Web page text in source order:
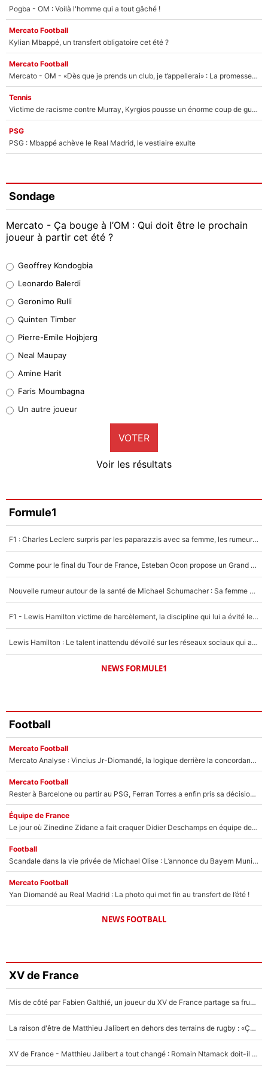
Pogba - OM : Voilà l'homme qui a tout gâché !
Mercato Football
Kylian Mbappé, un transfert obligatoire cet été ?
Mercato Football
Mercato - OM - «Dès que je prends un club, je t’appellerai» : La promesse de Marcelino au moment de claquer la porte
Tennis
Victime de racisme contre Murray, Kyrgios pousse un énorme coup de gueule !
PSG
PSG : Mbappé achève le Real Madrid, le vestiaire exulte
Sondage
Mercato - Ça bouge à l’OM : Qui doit être le prochain
joueur à partir cet été ?
38%
32%
5%
1%
9%
Faris Moumbagna
5%
Un autre joueur
5%
Geoffrey Kondogbia
Leonardo Balerdi
Geronimo Rulli
Quinten Timber
Pierre-Emile Hojbjerg
Neal Maupay
Amine Harit
Faris Moumbagna
Un autre joueur
VOTER
Voir les résultats
Formule1
F1 : Charles Leclerc surpris par les paparazzis avec sa femme, les rumeurs étaient vraies !
Comme pour le final du Tour de France, Esteban Ocon propose un Grand Prix de Formule 1 à Paris : «Autour de l’Arc de Triomphe, ce serait génial» !
Nouvelle rumeur autour de la santé de Michael Schumacher : Sa femme Corinna sort du silence
F1 - Lewis Hamilton victime de harcèlement, la discipline qui lui a évité le pire : «J'aurais probablement mal tourné»
Lewis Hamilton : Le talent inattendu dévoilé sur les réseaux sociaux qui a impressionné Kim Kardashian pendant leurs vacances en amoureux !
NEWS FORMULE1
Football
Mercato Football
Mercato Analyse : Vincius Jr-Diomandé, la logique derrière la concordance des temps
Mercato Football
Rester à Barcelone ou partir au PSG, Ferran Torres a enfin pris sa décision : La course contre la montre est lancée !
Équipe de France
Le jour où Zinedine Zidane a fait craquer Didier Deschamps en équipe de France : «Je m’en suis voulu», l’ancien sélectionneur a regretté son geste !
Football
Scandale dans la vie privée de Michael Olise : L’annonce du Bayern Munich sur son enfant caché
Mercato Football
Yan Diomandé au Real Madrid : La photo qui met fin au transfert de l’été !
NEWS FOOTBALL
XV de France
Mis de côté par Fabien Galthié, un joueur du XV de France partage sa frustration : «ils ne me l’ont pas dit tout de suite»
La raison d'être de Matthieu Jalibert en dehors des terrains de rugby : «Ça m'atteint autant que si tu touches à un membre de ma famille»
XV de France - Matthieu Jalibert a tout changé : Romain Ntamack doit-il s’inquiéter pour sa place à un an de la Coupe du monde ?